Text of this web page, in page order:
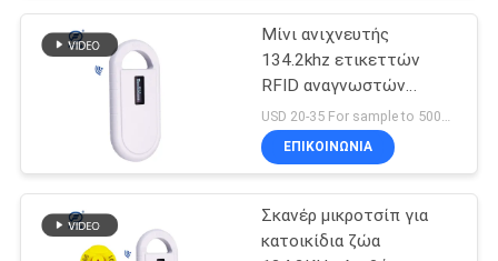
Μίνι ανιχνευτής
134.2khz ετικεττών
RFID αναγνωστών
μικροτσίπ ταυτότητας
Hanheld
ΕΠΙΚΟΙΝΩΝΙΑ
Σκανέρ μικροτσίπ για
κατοικίδια ζώα